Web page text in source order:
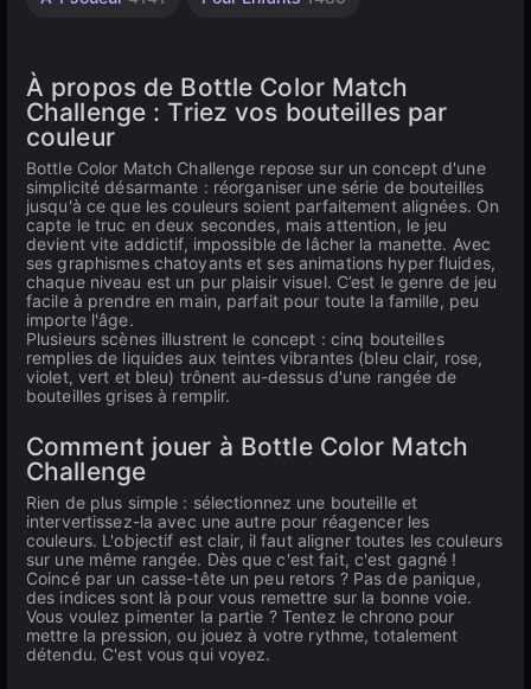
À propos de Bottle Color Match
Challenge : Triez vos bouteilles par
couleur
Bottle Color Match Challenge repose sur un concept d'une
simplicité désarmante : réorganiser une série de bouteilles
jusqu'à ce que les couleurs soient parfaitement alignées. On
capte le truc en deux secondes, mais attention, le jeu
devient vite addictif, impossible de lâcher la manette. Avec
ses graphismes chatoyants et ses animations hyper fluides,
chaque niveau est un pur plaisir visuel. C’est le genre de jeu
facile à prendre en main, parfait pour toute la famille, peu
importe l'âge.
Plusieurs scènes illustrent le concept : cinq bouteilles
remplies de liquides aux teintes vibrantes (bleu clair, rose,
violet, vert et bleu) trônent au-dessus d'une rangée de
bouteilles grises à remplir.
Comment jouer à Bottle Color Match
Challenge
Rien de plus simple : sélectionnez une bouteille et
intervertissez-la avec une autre pour réagencer les
couleurs. L'objectif est clair, il faut aligner toutes les couleurs
sur une même rangée. Dès que c'est fait, c'est gagné !
Coincé par un casse-tête un peu retors ? Pas de panique,
des indices sont là pour vous remettre sur la bonne voie.
Vous voulez pimenter la partie ? Tentez le chrono pour
mettre la pression, ou jouez à votre rythme, totalement
détendu. C'est vous qui voyez.